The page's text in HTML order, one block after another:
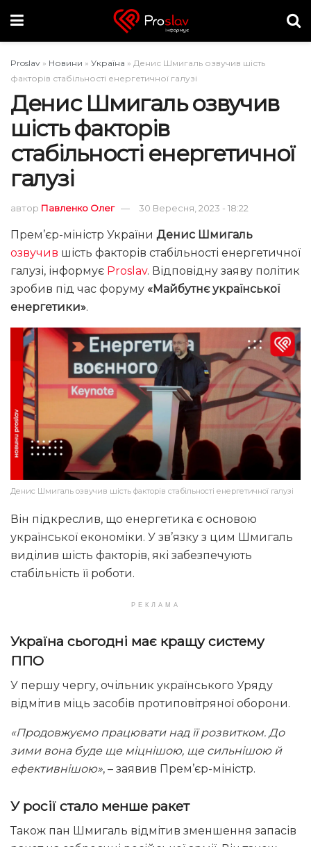
Proslav » Новини » Україна » Денис Шмигаль озвучив шість
факторів стабільності енергетичної галузі
Денис Шмигаль озвучив
шість факторів
стабільності енергетичної
галузі
автор Павленко Олег 30 Вересня, 2023 - 18:22
Прем’єр-міністр України Денис Шмигаль
озвучив шість факторів стабільності енергетичної
галузі, інформує Proslav. Відповідну заяву політик
зробив під час форуму «Майбутнє української
енергетики».
Денис Шмигаль озвучив шість факторів стабільності енергетичної галузі
Він підкреслив, що енергетика є основою
української економіки. У зв’язку з цим Шмигаль
виділив шість факторів, які забезпечують
стабільність її роботи.
РЕКЛАМА
Україна сьогодні має кращу систему
ППО
У першу чергу, очільник українського Уряду
відмітив міць засобів протиповітряної оборони.
«Продовжуємо працювати над її розвитком. До
зими вона буде ще міцнішою, ще сильнішою й
ефективнішою», – заявив Прем’єр-міністр.
У росії стало менше ракет
Також пан Шмигаль відмітив зменшення запасів